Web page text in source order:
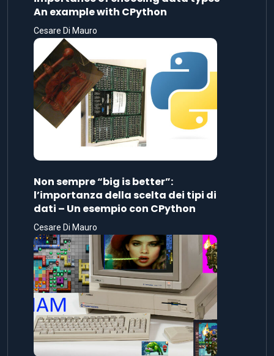
An example with CPython
Cesare Di Mauro
Non sempre “big is better”:
l’importanza della scelta dei tipi di
dati – Un esempio con CPython
Cesare Di Mauro